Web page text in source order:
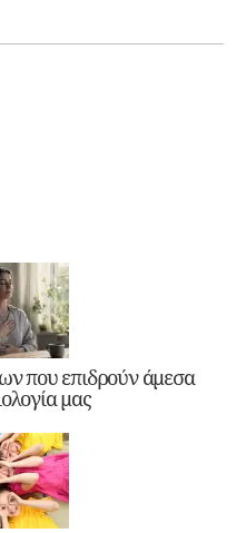
που επιδρούν άμεσα
μας